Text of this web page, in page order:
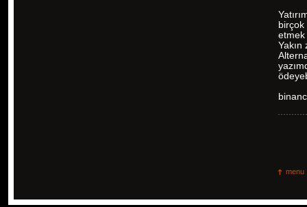
birçok
etmek
menu